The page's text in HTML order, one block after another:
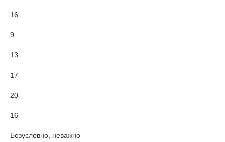
16
9
13
17
20
16
Безусловно, неважно